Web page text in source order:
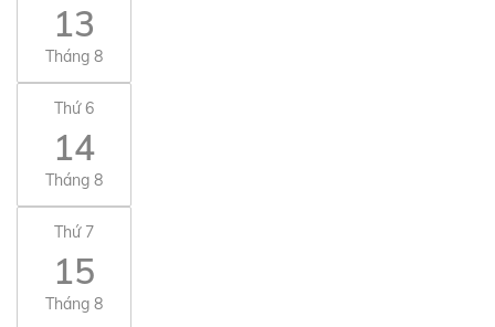
13
Tháng 8
Thứ 6
14
Tháng 8
Thứ 7
15
Tháng 8